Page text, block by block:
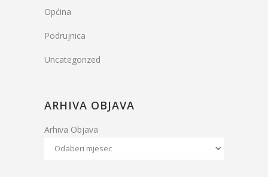
Općina
Podrujnica
Uncategorized
ARHIVA OBJAVA
Arhiva Objava